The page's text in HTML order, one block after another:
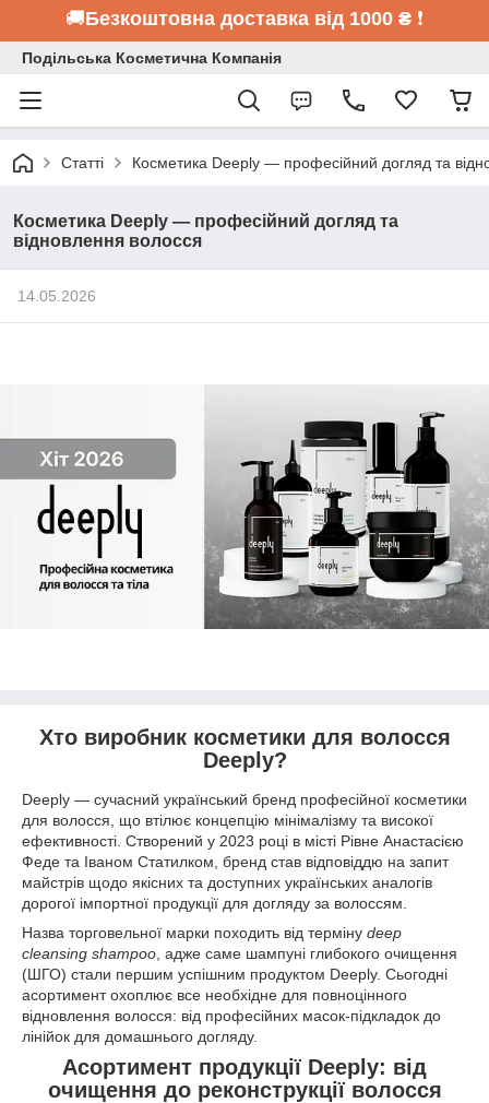
🚚Безкоштовна доставка від 1000 ₴ ❗
Подільська Косметична Компанія
Статті Косметика Deeply — професійний догляд та
Косметика Deeply — професійний догляд та
відновлення волосся
14.05.2026
Хто виробник косметики для волосся
Deeply?
Deeply — сучасний український бренд професійної косметики
для волосся, що втілює концепцію мінімалізму та високої
ефективності. Створений у 2023 році в місті Рівне Анастасією
Феде та Іваном Статилком, бренд став відповіддю на запит
майстрів щодо якісних та доступних українських аналогів
дорогої імпортної продукції для догляду за волоссям.
Назва торговельної марки походить від терміну deep
cleansing shampoo , адже саме шампуні глибокого очищення
(ШГО) стали першим успішним продуктом Deeply. Сьогодні
асортимент охоплює все необхідне для повноцінного
відновлення волосся: від професійних масок-підкладок до
лінійок для домашнього догляду.
Асортимент продукції Deeply: від
очищення до реконструкції волосся